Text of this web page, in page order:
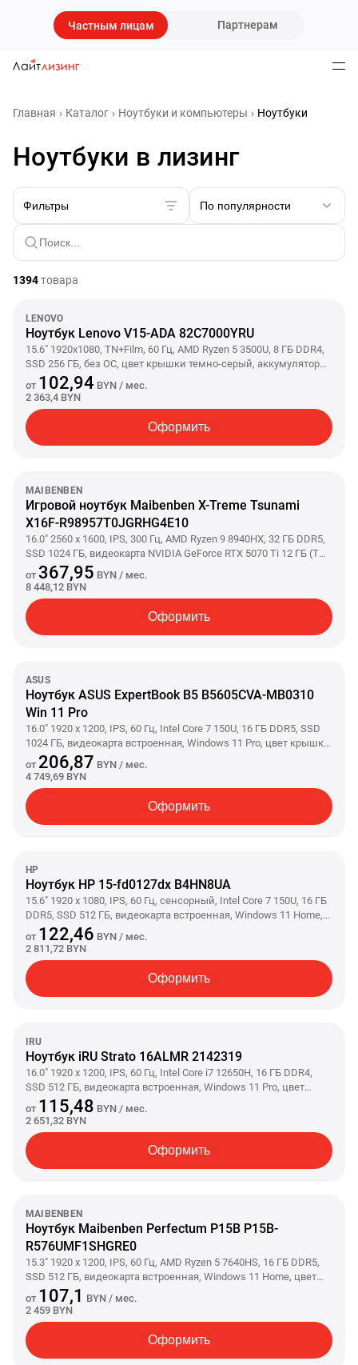
Частным лицам Партнерам
Главная Каталог Ноутбуки и компьютеры Ноутбуки
Ноутбуки в лизинг
Фильтры По популярности
1394товара
LENOVO
Ноутбук Lenovo V15-ADA 82C7000YRU
15.6" 1920x1080, TN+Film, 60 Гц, AMD Ryzen 5 3500U, 8 ГБ DDR4,
SSD 256 ГБ, без ОС, цвет крышки темно-серый, аккумулятор
35 Вт·ч
от 102,94 BYN / мес.
2 363,4 BYN
Оформить
MAIBENBEN
Игровой ноутбук Maibenben X-Treme Tsunami
X16F-R98957T0JGRHG4E10
16.0" 2560 x 1600, IPS, 300 Гц, AMD Ryzen 9 8940HX, 32 ГБ DDR5,
SSD 1024 ГБ, видеокарта NVIDIA GeForce RTX 5070 Ti 12 ГБ (TGP
140 Вт), Windows 11 Home, цвет крышки серый, аккумулятор
80 Вт·ч
от 367,95 BYN / мес.
8 448,12 BYN
Оформить
ASUS
Ноутбук ASUS ExpertBook B5 B5605CVA-MB0310
Win 11 Pro
16.0" 1920 x 1200, IPS, 60 Гц, Intel Core 7 150U, 16 ГБ DDR5, SSD
1024 ГБ, видеокарта встроенная, Windows 11 Pro, цвет крышки
темно-серый, аккумулятор 50 Вт·ч
от 206,87 BYN / мес.
4 749,69 BYN
Оформить
HP
Ноутбук HP 15-fd0127dx B4HN8UA
15.6" 1920 x 1080, IPS, 60 Гц, сенсорный, Intel Core 7 150U, 16 ГБ
DDR5, SSD 512 ГБ, видеокарта встроенная, Windows 11 Home,
цвет крышки серебристый, аккумулятор 41 Вт·ч
от 122,46 BYN / мес.
2 811,72 BYN
Оформить
IRU
Ноутбук iRU Strato 16ALMR 2142319
16.0" 1920 x 1200, IPS, 60 Гц, Intel Core i7 12650H, 16 ГБ DDR4,
SSD 512 ГБ, видеокарта встроенная, Windows 11 Pro, цвет
крышки серый, аккумулятор 62.37 Вт·ч
от 115,48 BYN / мес.
2 651,32 BYN
Оформить
MAIBENBEN
Ноутбук Maibenben Perfectum P15B P15B-
R576UMF1SHGRE0
15.3" 1920 x 1200, IPS, 60 Гц, AMD Ryzen 5 7640HS, 16 ГБ DDR5,
SSD 512 ГБ, видеокарта встроенная, Windows 11 Home, цвет
крышки серый, аккумулятор 90 Вт·ч
от 107,1 BYN / мес.
2 459 BYN
Оформить